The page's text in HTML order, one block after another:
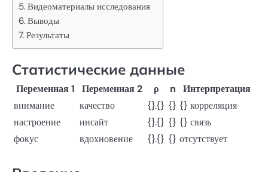
Видеоматериалы исследования
Выводы
Результаты
Статистические данные
Переменная 1 Переменная 2 ρ n
Интерпретация
внимание
качество {}.{} {} {} корреляция
настроение
инсайт {}.{} {} {} связь
фокус
вдохновение {}.{} {} отсутствует